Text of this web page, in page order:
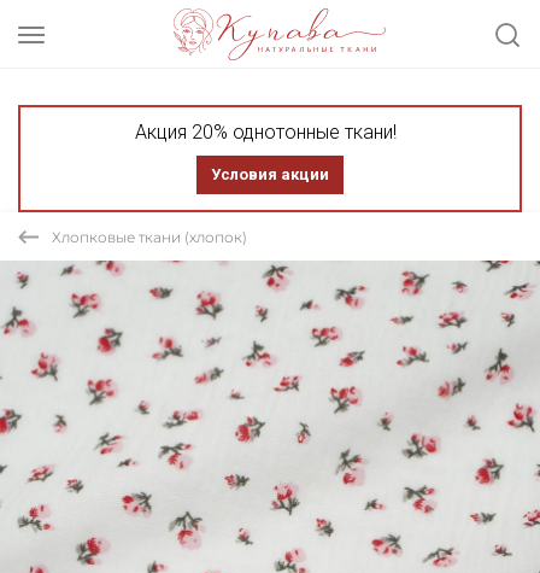
Акция 20% однотонные ткани!
Условия акции
Хлопковые ткани (хлопок)